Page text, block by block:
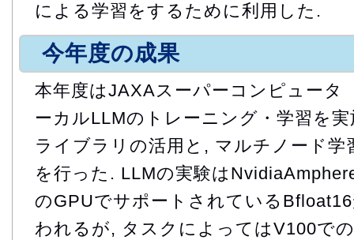
による学習をするために利用した.
今年度の成果
本年度はJAXAスーパーコンピュータ
ーカルLLMのトレーニング・学習を
ライブラリの活用と, マルチノード学
を行った. LLMの実験は
のGPUでサポートされている
われるが, タスクによってはV100で